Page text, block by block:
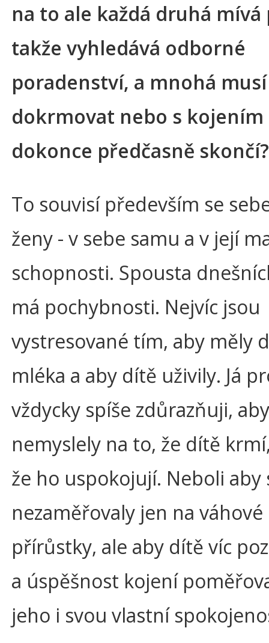
na to ale každá druhá mívá
takže vyhledává odborné
poradenství, a mnohá musí
dokrmovat nebo s kojením
dokonce předčasně skončí?
To souvisí především se
ženy - v sebe samu a v její
schopnosti. Spousta
má pochybnosti. Nejvíc jsou
vystresované tím, aby měly
mléka a aby dítě uživily. Já
vždycky spíše zdůrazňuji, aby
nemyslely na to, že dítě
že ho uspokojují. Neboli aby
nezaměřovaly jen na váhové
přírůstky, ale aby dítě víc
a úspěšnost kojení
jeho i svou vlastní